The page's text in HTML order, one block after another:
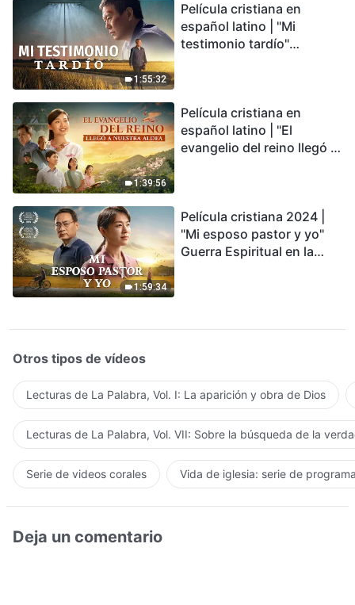
1:55:32
Película cristiana en
español latino | "Mi
testimonio tardío"
conmovedor
1:39:56
Película cristiana en
español latino | "El
evangelio del reino llegó a
1:59:34
Película cristiana 2024 |
"Mi esposo pastor y yo"
Guerra Espiritual en la
Otros tipos de vídeos
Lecturas de La Palabra, Vol. I: La aparición y obra de Dios
Lecturas de La Palabra, Vol. VII: Sobre la búsqueda de la
Serie de videos corales Vida de iglesia: serie de
Deja un comentario